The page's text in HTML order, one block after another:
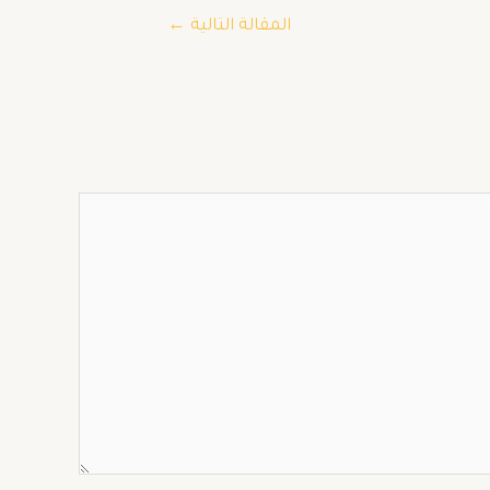
المقالة التالية ←